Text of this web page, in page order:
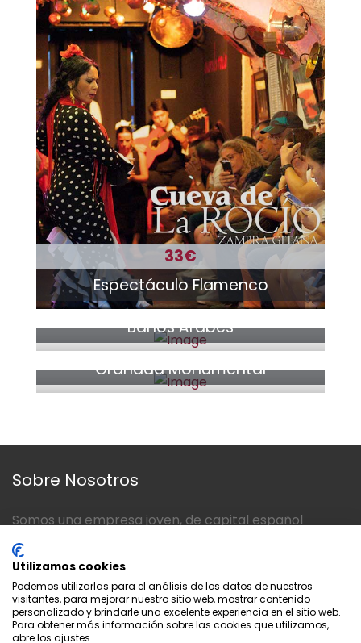
33€
Espectáculo Flamenco
desde 39€
Baños Árabes
46€
Granada Monumental
Sobre Nosotros
Somos una empresa joven, de capital español
situada en Andalucía, Granada. Nuesta actividad se
ubica en el sector servicios, concretamente en el
turístico.
Utilizamos cookies
Podemos utilizarlas para el análisis de los datos de nuestros
visitantes, para mejorar nuestro sitio web, mostrar contenido
personalizado y brindarle una excelente experiencia en el sitio web.
Para obtener más información sobre las cookies que utilizamos,
abre los ajustes.